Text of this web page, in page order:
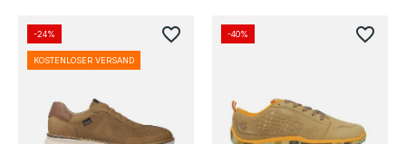
-24%
KOSTENLOSER VERSAND
favorite_border -40% favorite_border